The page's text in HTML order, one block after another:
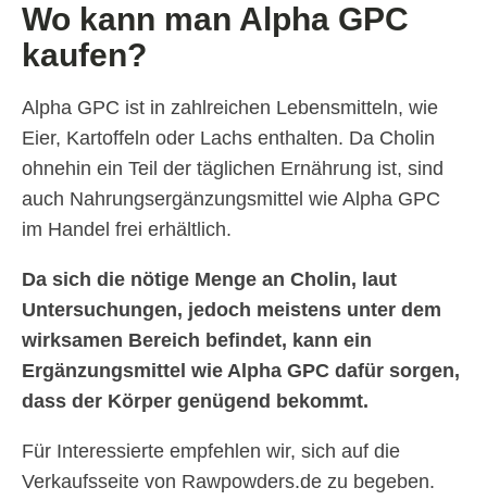
Wo kann man Alpha GPC
kaufen?
Alpha GPC ist in zahlreichen Lebensmitteln, wie
Eier, Kartoffeln oder Lachs enthalten. Da Cholin
ohnehin ein Teil der täglichen Ernährung ist, sind
auch Nahrungsergänzungsmittel wie Alpha GPC
im Handel frei erhältlich.
Da sich die nötige Menge an Cholin, laut
Untersuchungen, jedoch meistens unter dem
wirksamen Bereich befindet, kann ein
Ergänzungsmittel wie Alpha GPC dafür sorgen,
dass der Körper genügend bekommt.
Für Interessierte empfehlen wir, sich auf die
Verkaufsseite von Rawpowders.de zu begeben.